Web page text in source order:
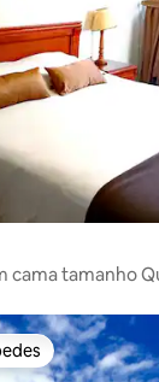
cama tamanho
dos